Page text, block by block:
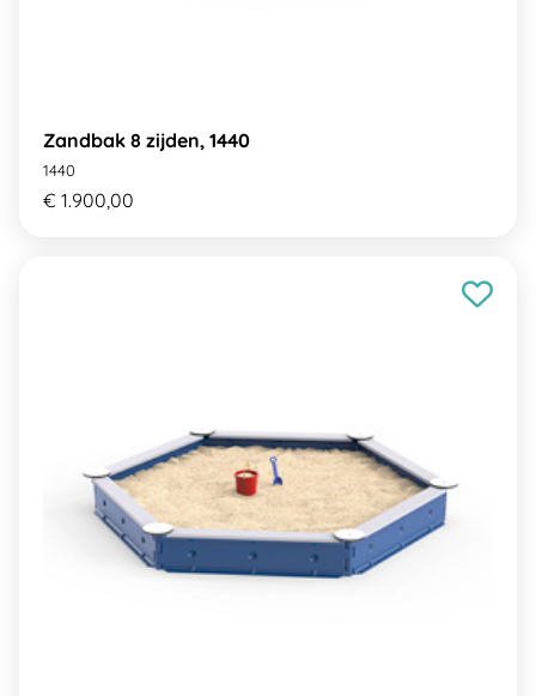
Zandbak 8 zijden, 1440
1440
€ 1.900,00